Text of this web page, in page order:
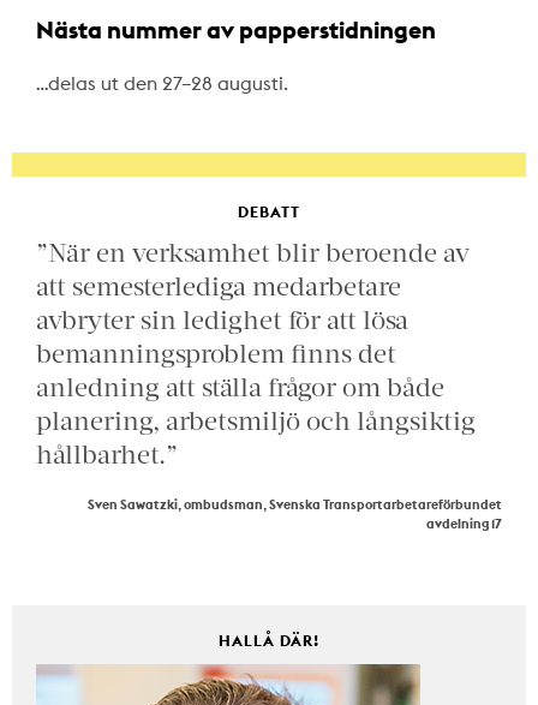
Nästa nummer av papperstidningen
…delas ut den 27–28 augusti.
DEBATT
”När en verksamhet blir beroende av
att semesterlediga medarbetare
avbryter sin ledighet för att lösa
bemanningsproblem finns det
anledning att ställa frågor om både
planering, arbetsmiljö och långsiktig
hållbarhet.”
Sven Sawatzki, ombudsman, Svenska Transportarbetareförbundet
avdelning 17
HALLÅ DÄR!